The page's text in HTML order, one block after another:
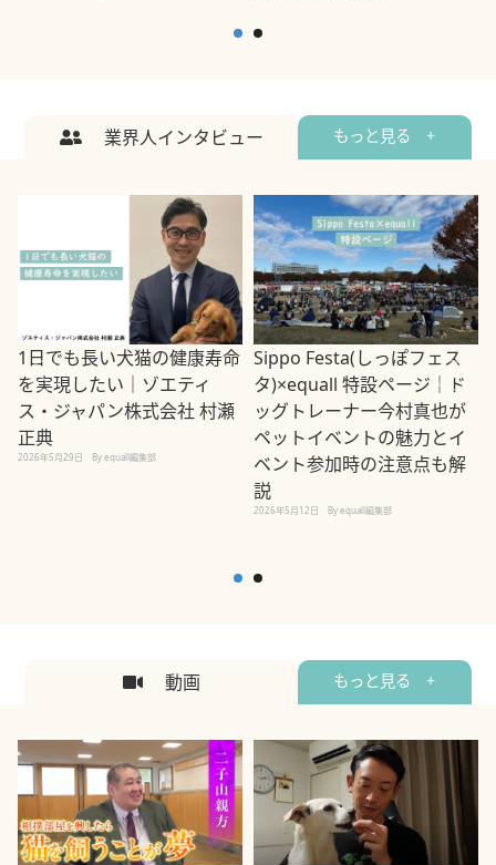
業界人インタビュー もっと見る +
1日でも長い犬猫の健康寿命
を実現したい｜ゾエティ
ス・ジャパン株式会社 村瀬
正典
2026年5月29日 By equall編集部
Sippo Festa(しっぽフェス
タ)×equall 特設ページ｜ド
ッグトレーナー今村真也が
ペットイベントの魅力とイ
ベント参加時の注意点も解
説
2026年5月12日 By equall編集部
動画 もっと見る +